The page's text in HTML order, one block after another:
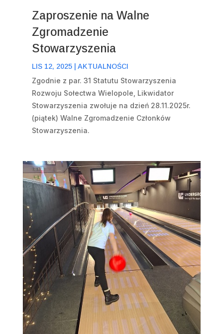
Zaproszenie na Walne
Zgromadzenie
Stowarzyszenia
LIS 12, 2025| AKTUALNOŚCI
Zgodnie z par. 31 Statutu Stowarzyszenia
Rozwoju Sołectwa Wielopole, Likwidator
Stowarzyszenia zwołuje na dzień 28.11.2025r.
(piątek) Walne Zgromadzenie Członków
Stowarzyszenia.